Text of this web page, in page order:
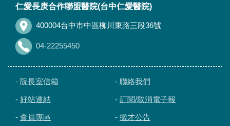
仁愛長庚合作聯盟醫院(台中仁愛醫院)
400004台中市中區柳川東路三段36號
04-22255450
- 院長室信箱 - 聯絡我們
- 好站連結 - 訂閱/取消電子報
- 會員專區 - 徵才公告